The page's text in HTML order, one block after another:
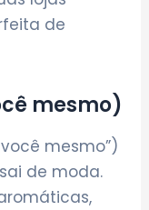
de
mesmo)
mesmo”)
de moda.